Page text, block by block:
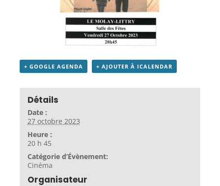
+ GOOGLE AGENDA + AJOUTER À ICALENDAR
Détails
Date :
27 octobre 2023
Heure :
20 h 45
Catégorie d’Évènement:
Cinéma
Organisateur